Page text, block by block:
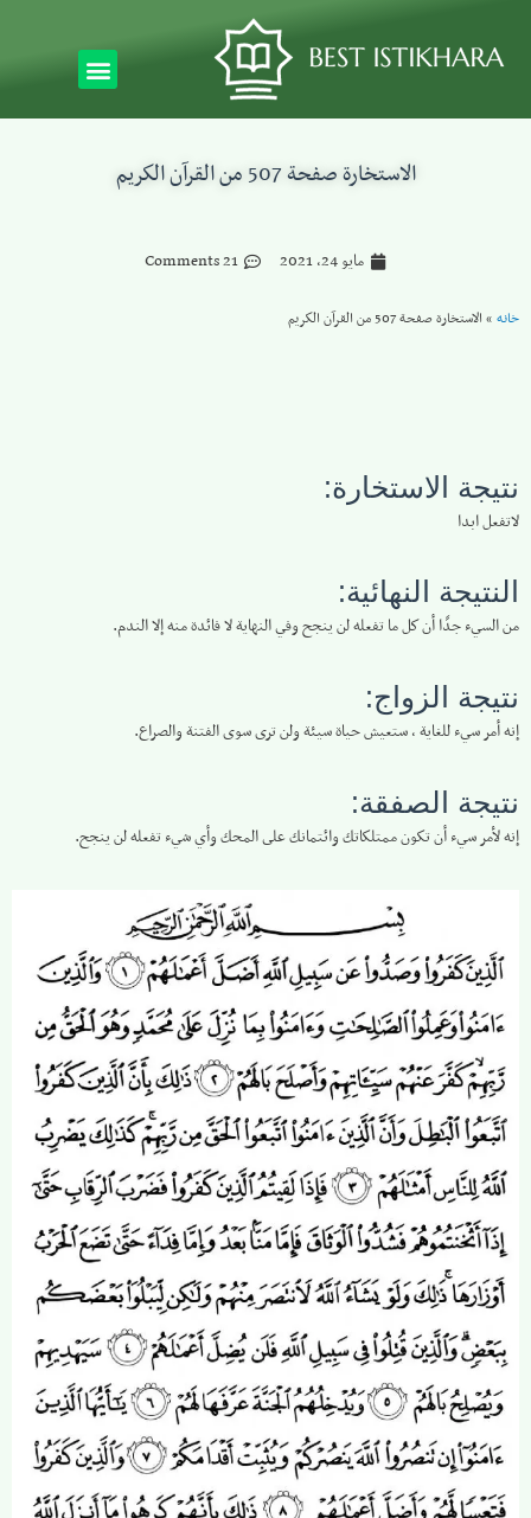
الاستخارة صفحة 507 من القرآن الكريم
مايو 24, 2021 21 Comments
خانه » الاستخارة صفحة 507 من القرآن الكريم
نتيجة الاستخارة:
لاتفعل ابدا
النتيجة النهائية:
من السيء جدًا أن كل ما تفعله لن ينجح وفي النهاية لا فائدة منه إلا الندم.
نتيجة الزواج:
إنه أمر سيء للغاية ، ستعيش حياة سيئة ولن ترى سوى الفتنة والصراع.
نتيجة الصفقة:
إنه لأمر سيء أن تكون ممتلكاتك وائتمانك على المحك وأي شيء تفعله لن ينجح.